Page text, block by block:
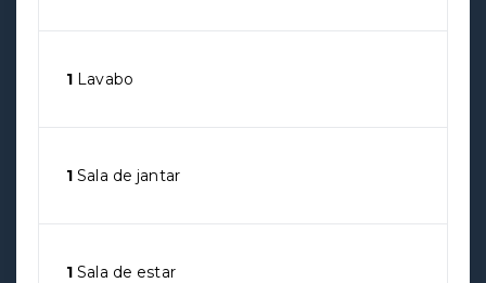
1 Lavabo
1 Sala de jantar
1 Sala de estar